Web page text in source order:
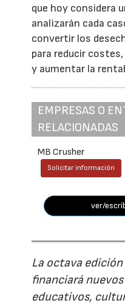
que hoy considera
analizarán cada
convertir los
para reducir
y aumentar la
EMPRESAS O
RELACIONADAS
MB Crusher
Solicitar información
ver/
La octava
financiará
educativos,